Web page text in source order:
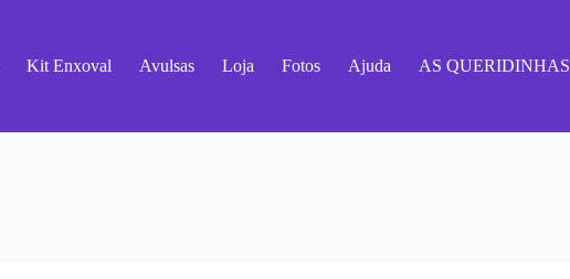
Kit Enxoval Avulsas Loja Fotos Ajuda AS QUERIDINHAS